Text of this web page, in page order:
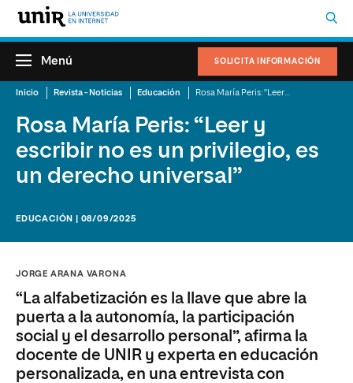
SOLICITA INFORMACIÓN
Menú
Inicio Revista - Noticias Educación
Rosa María Peris: “Leer y
escribir no es un privilegio, es
un derecho universal”
EDUCACIÓN | 08/09/2025
JORGE ARANA VARONA
“La alfabetización es la llave que abre la
puerta a la autonomía, la participación
social y el desarrollo personal”, afirma la
docente de UNIR y experta en educación
personalizada, en una entrevista con